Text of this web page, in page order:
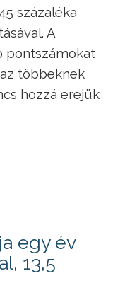
százaléka
A
pontszámokat
többeknek
hozzá erejük
egy év
13,5